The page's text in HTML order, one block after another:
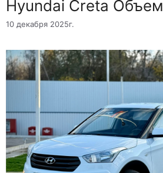
Hyundai Creta Объем
10 декабря 2025г.